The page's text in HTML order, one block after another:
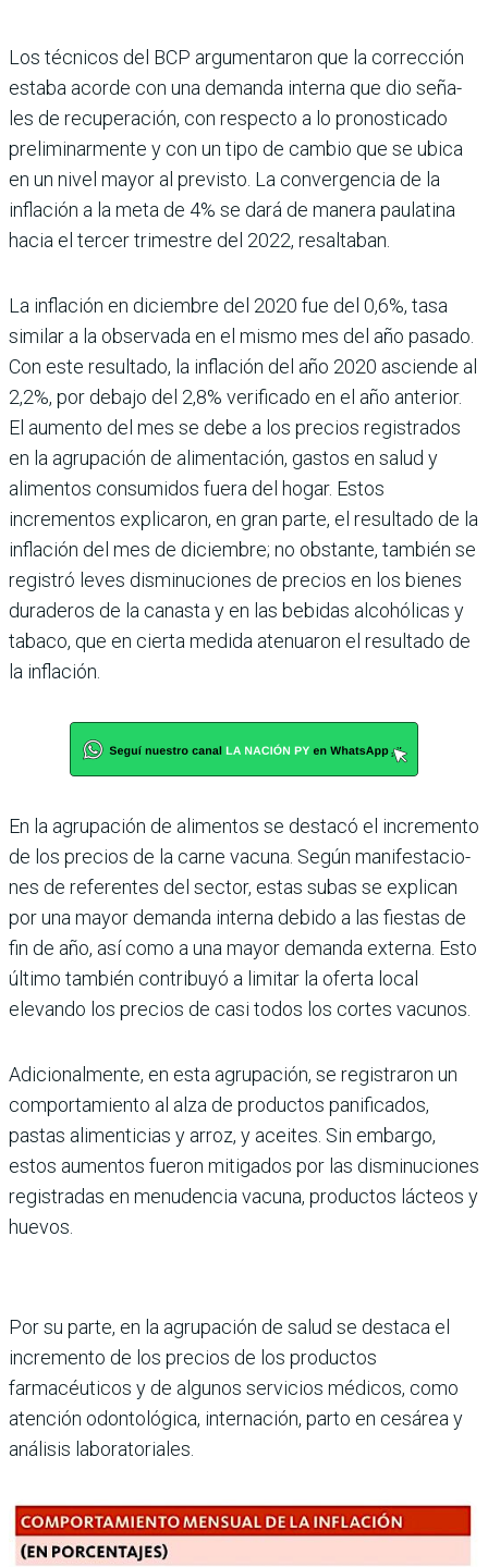
Los técnicos del BCP argu­mentaron que la correc­ción
estaba acorde con una demanda interna que dio seña­
les de recuperación, con res­pecto a lo pronosticado
preli­minarmente y con un tipo de cambio que se ubica
en un nivel mayor al previsto. La conver­gencia de la
inflación a la meta de 4% se dará de manera pau­latina
hacia el tercer trimestre del 2022, resaltaban.
La inflación en diciembre del 2020 fue del 0,6%, tasa
similar a la observada en el mismo mes del año pasado.
Con este resul­tado, la inflación del año 2020 asciende al
2,2%, por debajo del 2,8% verificado en el año anterior.
El aumento del mes se debe a los precios registrados
en la agrupación de alimenta­ción, gastos en salud y
alimen­tos consumidos fuera del hogar. Estos
incrementos explicaron, en gran parte, el resultado de la
inflación del mes de diciembre; no obstante, también se
regis­tró leves disminuciones de pre­cios en los bienes
duraderos de la canasta y en las bebidas alco­hólicas y
tabaco, que en cierta medida atenuaron el resultado de
la inflación.
En la agrupación de alimen­tos se destacó el incremento
de los precios de la carne vacuna. Según manifestacio­
nes de referentes del sector, estas subas se explican
por una mayor demanda interna debido a las fiestas de
fin de año, así como a una mayor demanda externa. Esto
último también contribuyó a limitar la oferta local
elevando los precios de casi todos los cor­tes vacunos.
Adicionalmente, en esta agru­pación, se registraron un
com­portamiento al alza de pro­ductos panificados,
pastas alimenticias y arroz, y aceites. Sin embargo,
estos aumentos fueron mitigados por las dis­minuciones
registradas en menudencia vacuna, produc­tos lácteos y
huevos.
Por su parte, en la agrupación de salud se destaca el
incre­mento de los precios de los productos
farmacéuticos y de algunos servicios médicos, como
atención odontológica, internación, parto en cesárea y
análisis laboratoriales.